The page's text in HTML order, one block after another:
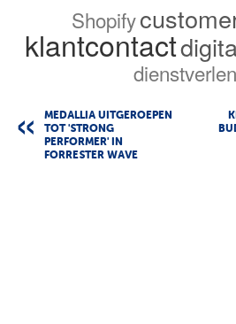
Shopify
klantcontact
MEDALLIA UITGEROEPEN
TOT 'STRONG
PERFORMER' IN
FORRESTER WAVE